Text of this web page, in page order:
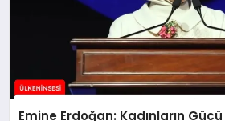
Emine Erdoğan: Kadınların